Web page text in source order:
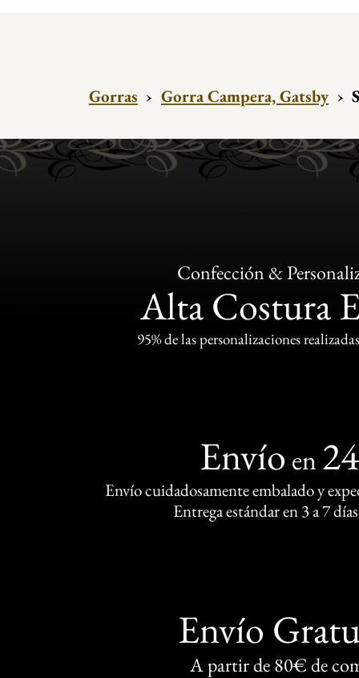
Gorras › Gorra Campera, Gatsby ›
Confección &
Alta Costura
95% de las personalizaciones
Envío en
Envío cuidadosamente embalado y
Entrega estándar en 3 a 7
Envío
A partir de 80€ de